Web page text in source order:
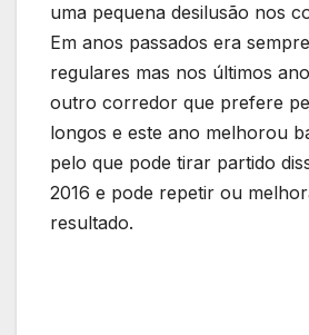
uma pequena desilusão nos
Em anos passados era
regulares mas nos últimos
outro corredor que prefere
longos e este ano melhorou
pelo que pode tirar partido
2016 e pode repetir ou
resultado.